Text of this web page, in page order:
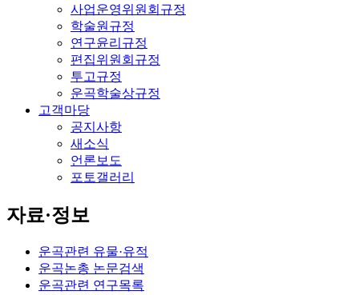
사업운영위원회규정
학술원규정
연구윤리규정
편집위원회규정
투고규정
운곡학술상규정
고객마당
공지사항
새소식
언론보도
포토갤러리
자료·정보
운곡관련 유물·유적
운곡논총 논문검색
운곡관련 연구목록